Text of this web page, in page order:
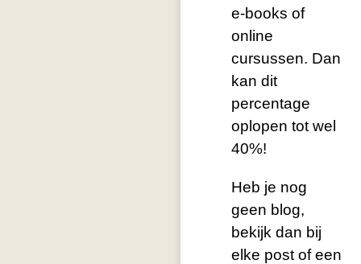
e-books of
online
cursussen. Dan
kan dit
percentage
oplopen tot wel
40%!
Heb je nog
geen blog,
bekijk dan bij
elke post of een